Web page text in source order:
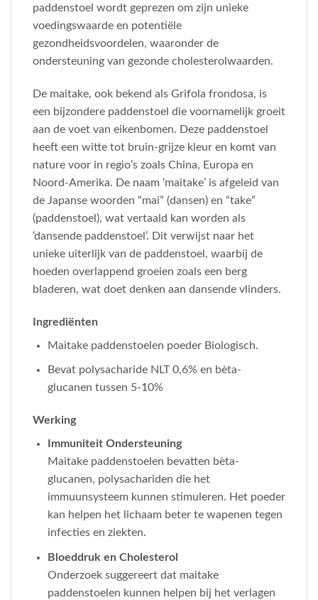
paddenstoel wordt geprezen om zijn unieke
voedingswaarde en potentiële
gezondheidsvoordelen, waaronder de
ondersteuning van gezonde cholesterolwaarden.
De maitake, ook bekend als Grifola frondosa, is
een bijzondere paddenstoel die voornamelijk groeit
aan de voet van eikenbomen. Deze paddenstoel
heeft een witte tot bruin-grijze kleur en komt van
nature voor in regio’s zoals China, Europa en
Noord-Amerika. De naam ‘maitake’ is afgeleid van
de Japanse woorden “mai” (dansen) en “take”
(paddenstoel), wat vertaald kan worden als
‘dansende paddenstoel’. Dit verwijst naar het
unieke uiterlijk van de paddenstoel, waarbij de
hoeden overlappend groeien zoals een berg
bladeren, wat doet denken aan dansende vlinders.
Ingrediënten
Maitake paddenstoelen poeder Biologisch.
Bevat polysacharide NLT 0,6% en bèta-
glucanen tussen 5-10%
Werking
Immuniteit Ondersteuning
Maitake paddenstoelen bevatten bèta-
glucanen, polysachariden die het
immuunsysteem kunnen stimuleren. Het poeder
kan helpen het lichaam beter te wapenen tegen
infecties en ziekten.
Bloeddruk en Cholesterol
Onderzoek suggereert dat maitake
paddenstoelen kunnen helpen bij het verlagen